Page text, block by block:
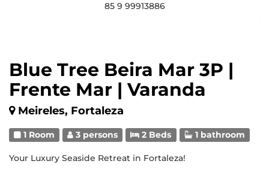
Blue Tree Beira Mar 3P |
Frente Mar | Varanda
Meireles, Fortaleza
1 Room 3 persons 2 Beds 1 bathroom
Your Luxury Seaside Retreat in Fortaleza!
85 9 99913886